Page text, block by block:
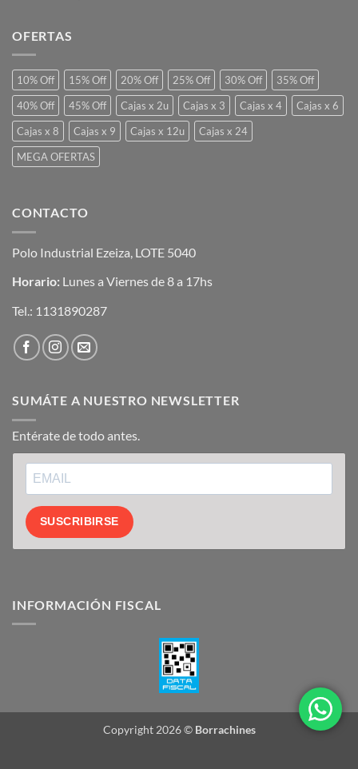
OFERTAS
10% Off 15% Off 20% Off 25% Off 30% Off
35% Off
40% Off
45% Off Cajas x 2u Cajas x 3 Cajas x 4
Cajas x 6
Cajas x 8
Cajas x 9 Cajas x 12u
Cajas x 24
MEGA OFERTAS
CONTACTO
Polo Industrial Ezeiza, LOTE 5040
Horario: Lunes a Viernes de 8 a 17hs
Tel.: 1131890287
SUMÁTE A NUESTRO NEWSLETTER
Entérate de todo antes.
SUSCRIBIRSE
INFORMACIÓN FISCAL
Copyright 2026 © Borrachines